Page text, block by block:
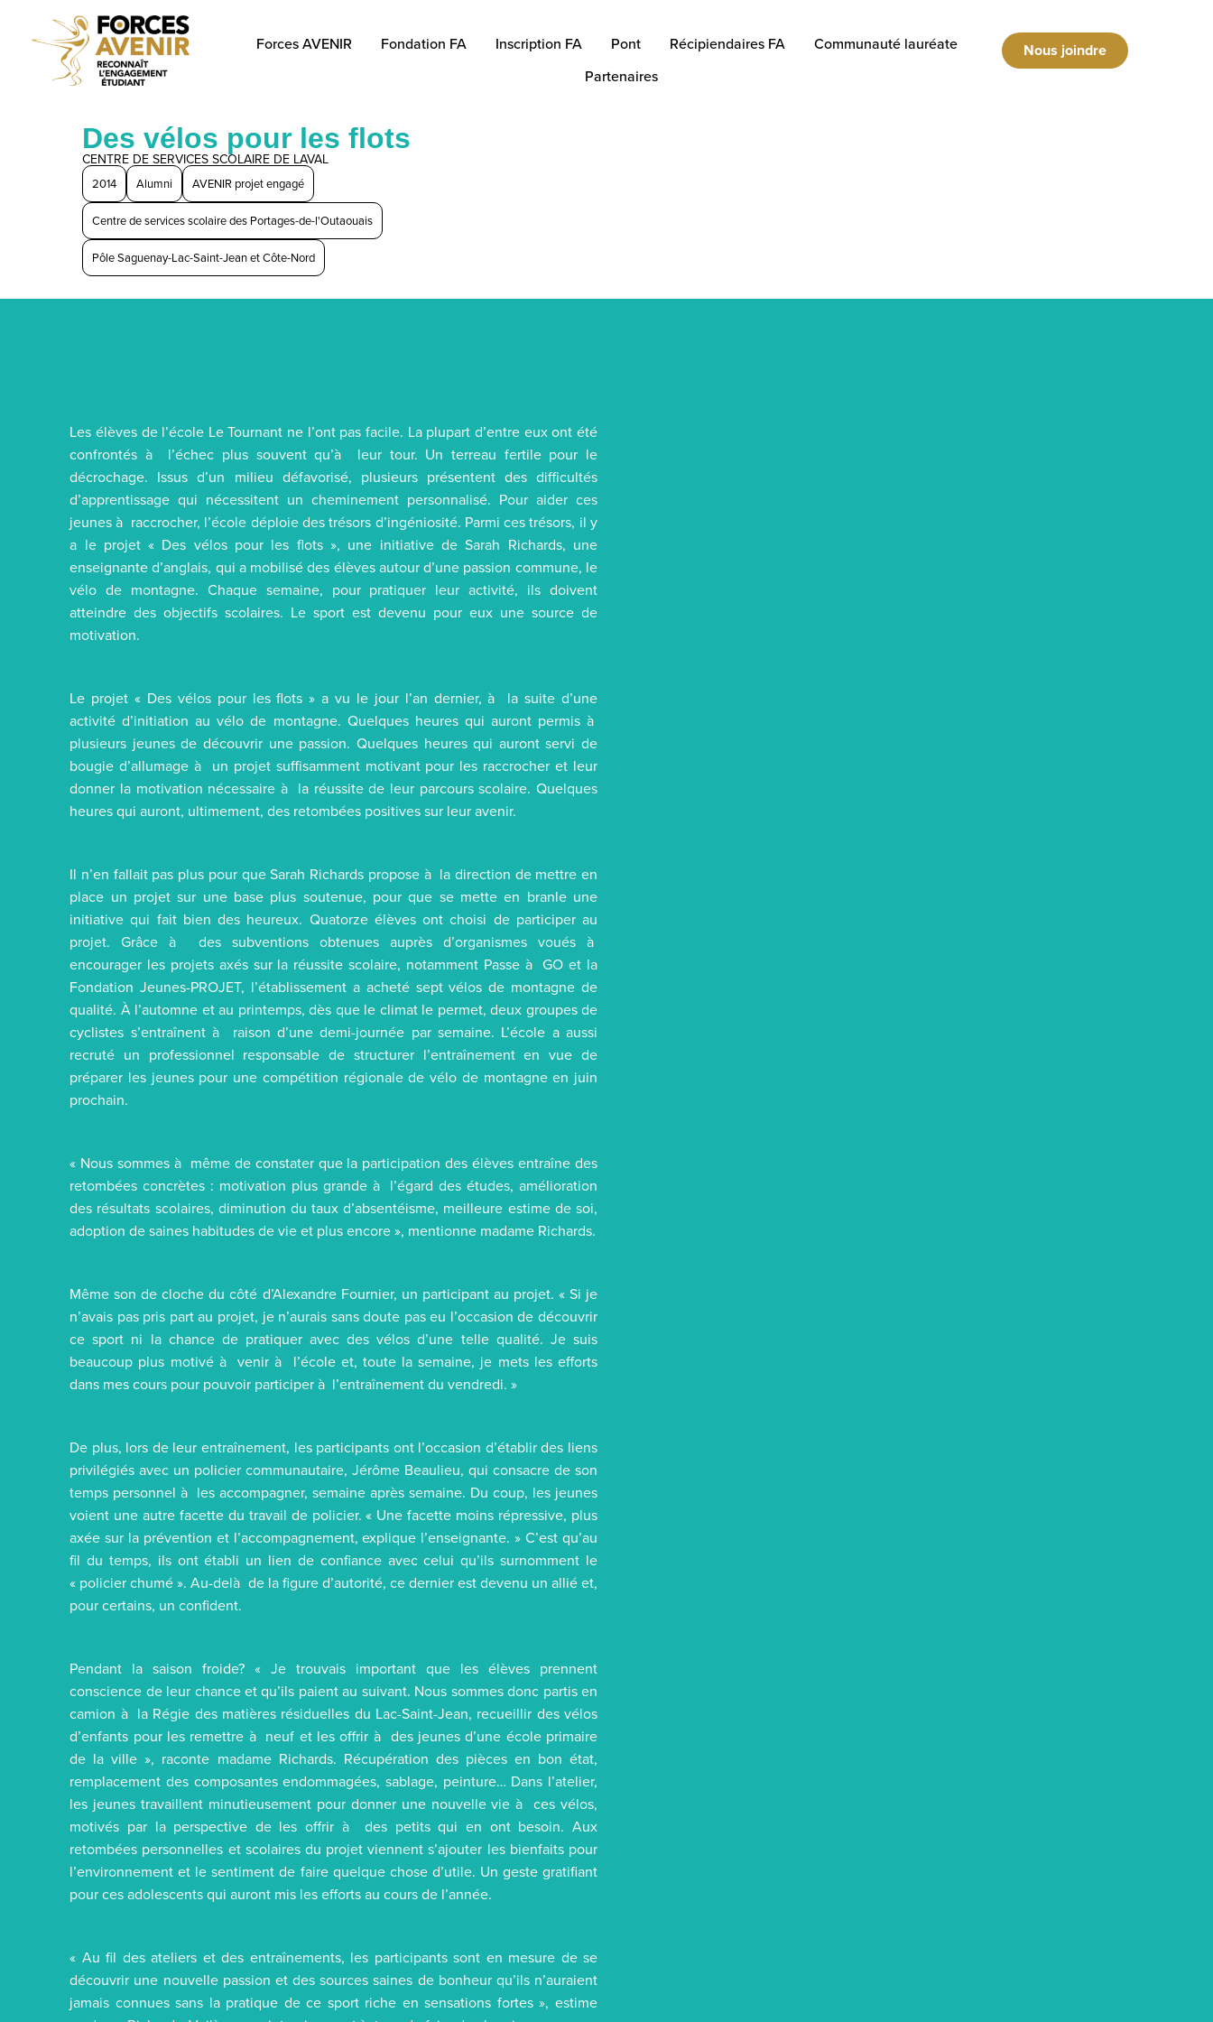
Forces AVENIR Fondation FA Inscription FA Pont Récipiendaires FA
Communauté lauréate
Partenaires
Nous joindre
Des vélos pour les flots
CENTRE DE SERVICES SCOLAIRE DE LAVAL
2014 Alumni AVENIR projet engagé
Centre de services scolaire des Portages-de-l'Outaouais
Pôle Saguenay-Lac-Saint-Jean et Côte-Nord
Les élèves de l’école Le Tournant ne l’ont pas facile. La plupart d’entre eux ont été
confrontés à l’échec plus souvent qu’à leur tour. Un terreau fertile pour le
décrochage. Issus d’un milieu défavorisé, plusieurs présentent des difficultés
d’apprentissage qui nécessitent un cheminement personnalisé. Pour aider ces
jeunes à raccrocher, l’école déploie des trésors d’ingéniosité. Parmi ces trésors, il y
a le projet « Des vélos pour les flots », une initiative de Sarah Richards, une
enseignante d’anglais, qui a mobilisé des élèves autour d’une passion commune, le
vélo de montagne. Chaque semaine, pour pratiquer leur activité, ils doivent
atteindre des objectifs scolaires. Le sport est devenu pour eux une source de
motivation.
Le projet « Des vélos pour les flots » a vu le jour l’an dernier, à la suite d’une
activité d’initiation au vélo de montagne. Quelques heures qui auront permis à
plusieurs jeunes de découvrir une passion. Quelques heures qui auront servi de
bougie d’allumage à un projet suffisamment motivant pour les raccrocher et leur
donner la motivation nécessaire à la réussite de leur parcours scolaire. Quelques
heures qui auront, ultimement, des retombées positives sur leur avenir.
Il n’en fallait pas plus pour que Sarah Richards propose à la direction de mettre en
place un projet sur une base plus soutenue, pour que se mette en branle une
initiative qui fait bien des heureux. Quatorze élèves ont choisi de participer au
projet. Grâce à des subventions obtenues auprès d’organismes voués à
encourager les projets axés sur la réussite scolaire, notamment Passe à GO et la
Fondation Jeunes-PROJET, l’établissement a acheté sept vélos de montagne de
qualité. À l’automne et au printemps, dès que le climat le permet, deux groupes de
cyclistes s’entraînent à raison d’une demi-journée par semaine. L’école a aussi
recruté un professionnel responsable de structurer l’entraînement en vue de
préparer les jeunes pour une compétition régionale de vélo de montagne en juin
prochain.
« Nous sommes à même de constater que la participation des élèves entraîne des
retombées concrètes : motivation plus grande à l’égard des études, amélioration
des résultats scolaires, diminution du taux d’absentéisme, meilleure estime de soi,
adoption de saines habitudes de vie et plus encore », mentionne madame Richards.
Même son de cloche du côté d’Alexandre Fournier, un participant au projet. « Si je
n’avais pas pris part au projet, je n’aurais sans doute pas eu l’occasion de découvrir
ce sport ni la chance de pratiquer avec des vélos d’une telle qualité. Je suis
beaucoup plus motivé à venir à l’école et, toute la semaine, je mets les efforts
dans mes cours pour pouvoir participer à l’entraînement du vendredi. »
De plus, lors de leur entraînement, les participants ont l’occasion d’établir des liens
privilégiés avec un policier communautaire, Jérôme Beaulieu, qui consacre de son
temps personnel à les accompagner, semaine après semaine. Du coup, les jeunes
voient une autre facette du travail de policier. « Une facette moins répressive, plus
axée sur la prévention et l’accompagnement, explique l’enseignante. » C’est qu’au
fil du temps, ils ont établi un lien de confiance avec celui qu’ils surnomment le
« policier chumé ». Au-delà de la figure d’autorité, ce dernier est devenu un allié et,
pour certains, un confident.
Pendant la saison froide? « Je trouvais important que les élèves prennent
conscience de leur chance et qu’ils paient au suivant. Nous sommes donc partis en
camion à la Régie des matières résiduelles du Lac-Saint-Jean, recueillir des vélos
d’enfants pour les remettre à neuf et les offrir à des jeunes d’une école primaire
de la ville », raconte madame Richards. Récupération des pièces en bon état,
remplacement des composantes endommagées, sablage, peinture… Dans l’atelier,
les jeunes travaillent minutieusement pour donner une nouvelle vie à ces vélos,
motivés par la perspective de les offrir à des petits qui en ont besoin. Aux
retombées personnelles et scolaires du projet viennent s’ajouter les bienfaits pour
l’environnement et le sentiment de faire quelque chose d’utile. Un geste gratifiant
pour ces adolescents qui auront mis les efforts au cours de l’année.
« Au fil des ateliers et des entraînements, les participants sont en mesure de se
découvrir une nouvelle passion et des sources saines de bonheur qu’ils n’auraient
jamais connues sans la pratique de ce sport riche en sensations fortes », estime